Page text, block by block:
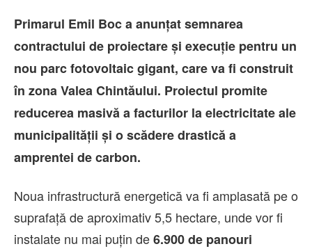
Primarul Emil Boc a anunțat semnarea
contractului de proiectare și execuție pentru un
nou parc fotovoltaic gigant, care va fi construit
în zona Valea Chintăului. Proiectul promite
reducerea masivă a facturilor la electricitate ale
municipalității și o scădere drastică a
amprentei de carbon.
Noua infrastructură energetică va fi amplasată pe o
suprafață de aproximativ 5,5 hectare, unde vor fi
instalate nu mai puțin de6.900 de panouri